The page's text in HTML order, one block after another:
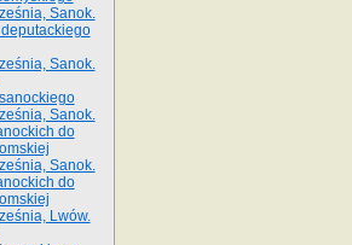
Sanok.
Sanok.
Sanok.
do
Sanok.
do
Lwów.